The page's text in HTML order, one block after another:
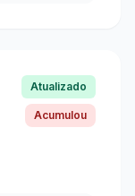
Atualizado
Acumulou